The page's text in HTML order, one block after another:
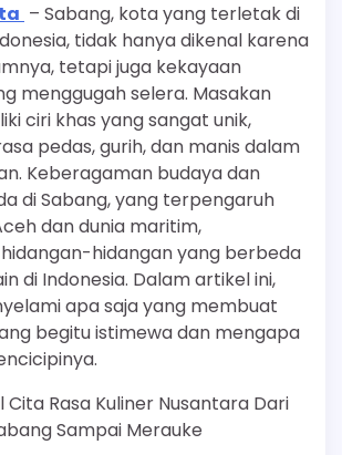
– Sabang, kota yang terletak di
tidak hanya dikenal karena
tetapi juga kekayaan
menggugah selera. Masakan
ciri khas yang sangat unik,
pedas, gurih, dan manis dalam
Keberagaman budaya dan
di Sabang, yang terpengaruh
dan dunia maritim,
hidangan yang berbeda
di Indonesia. Dalam artikel ini,
apa saja yang membuat
begitu istimewa dan mengapa